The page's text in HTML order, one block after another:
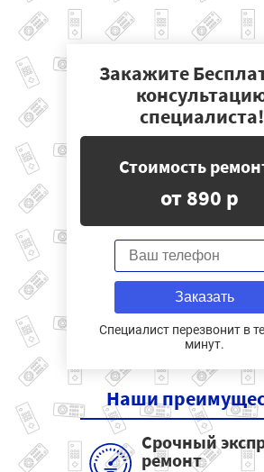
Закажите
специалиста!
Стоимость
от 890 р
Заказать
Специалист перезвонит в
минут.
Наши
Срочный
ремонт